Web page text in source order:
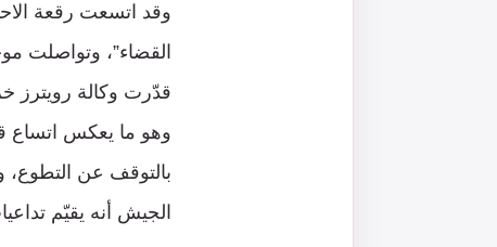
وهو ما يعكس اتساع
الجيش أنه يقيّم